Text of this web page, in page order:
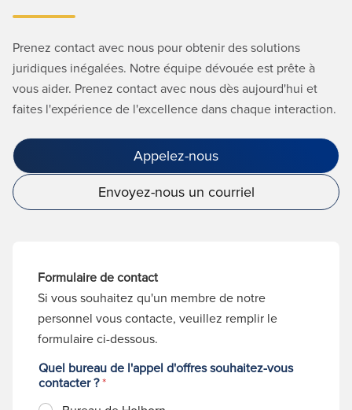
Prenez contact avec nous pour obtenir des solutions
juridiques inégalées. Notre équipe dévouée est prête à
vous aider. Prenez contact avec nous dès aujourd'hui et
faites l'expérience de l'excellence dans chaque interaction.
Appelez-nous
Envoyez-nous un courriel
Formulaire de contact
Si vous souhaitez qu'un membre de notre
personnel vous contacte, veuillez remplir le
formulaire ci-dessous.
Quel bureau de l'appel d'offres souhaitez-vous
contacter ?*